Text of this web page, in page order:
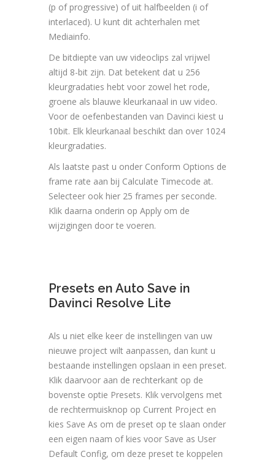
(p of progressive) of uit halfbeelden (i of
interlaced). U kunt dit achterhalen met
Mediainfo.
De bitdiepte van uw videoclips zal vrijwel
altijd 8-bit zijn. Dat betekent dat u 256
kleurgradaties hebt voor zowel het rode,
groene als blauwe kleurkanaal in uw video.
Voor de oefenbestanden van Davinci kiest u
10bit. Elk kleurkanaal beschikt dan over 1024
kleurgradaties.
Als laatste past u onder Conform Options de
frame rate aan bij Calculate Timecode at.
Selecteer ook hier 25 frames per seconde.
Klik daarna onderin op Apply om de
wijzigingen door te voeren.
Presets en Auto Save in
Davinci Resolve Lite
Als u niet elke keer de instellingen van uw
nieuwe project wilt aanpassen, dan kunt u
bestaande instellingen opslaan in een preset.
Klik daarvoor aan de rechterkant op de
bovenste optie Presets. Klik vervolgens met
de rechtermuisknop op Current Project en
kies Save As om de preset op te slaan onder
een eigen naam of kies voor Save as User
Default Config, om deze preset te koppelen